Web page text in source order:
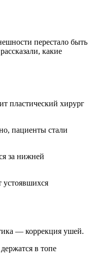
перестало быть
какие
пластический хирург
пациенты стали
за нижней
устоявшихся
— коррекция ушей.
в топе